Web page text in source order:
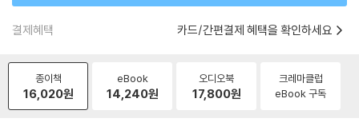
결제혜택 카드/간편결제 혜택을 확인하세요
종이책
16,020원
eBook
14,240원
오디오북
17,800원
크레마클럽
eBook 구독